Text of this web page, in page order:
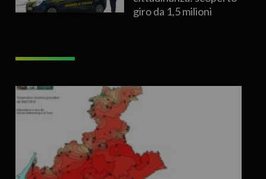
giro da 1,5 milioni